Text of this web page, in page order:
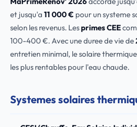
et jusqu'a 11 000 € pour un systeme
selon les revenus. Lesprimes CEE
100-400 €. Avec une duree de vie de
entretien minimal, le solaire
les plus rentables pour l'eau chaude.
Systemes solaires